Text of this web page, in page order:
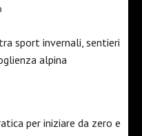
sport invernali, sentieri
alpina
per iniziare da zero e